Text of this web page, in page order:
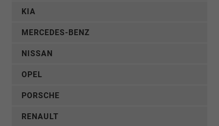
KIA
MERCEDES-BENZ
NISSAN
OPEL
PORSCHE
RENAULT